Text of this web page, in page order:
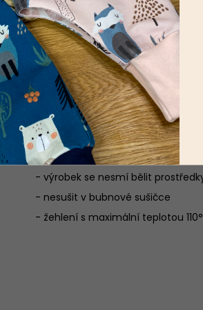
Baggy tepláčky z nepočesané
rostoucí.
Materiál:nepočesaná teplákovina
Složení:95% bavlna, 5% elastan
Údržba:
- prát na maximální teplotu 30°C
- výrobek se nesmí bělit
- nesušit v bubnové sušičce
- žehlení s maximální teplotou